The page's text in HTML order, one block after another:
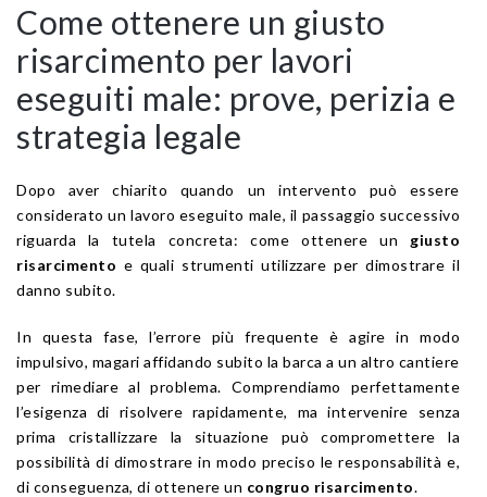
Come ottenere un giusto
risarcimento per lavori
eseguiti male: prove, perizia e
strategia legale
Dopo aver chiarito quando un intervento può essere
considerato un lavoro eseguito male, il passaggio successivo
riguarda la tutela concreta: come ottenere un giusto
risarcimento e quali strumenti utilizzare per dimostrare il
danno subito.
In questa fase, l’errore più frequente è agire in modo
impulsivo, magari affidando subito la barca a un altro cantiere
per rimediare al problema. Comprendiamo perfettamente
l’esigenza di risolvere rapidamente, ma intervenire senza
prima cristallizzare la situazione può compromettere la
possibilità di dimostrare in modo preciso le responsabilità e,
di conseguenza, di ottenere un congruo risarcimento.